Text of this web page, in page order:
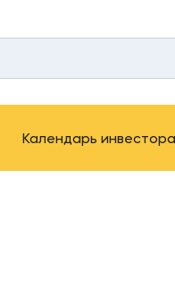
Календарь инвестора